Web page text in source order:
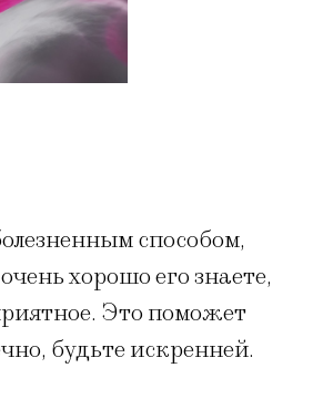
способом,
хорошо его знаете,
Это поможет
будьте искренней.